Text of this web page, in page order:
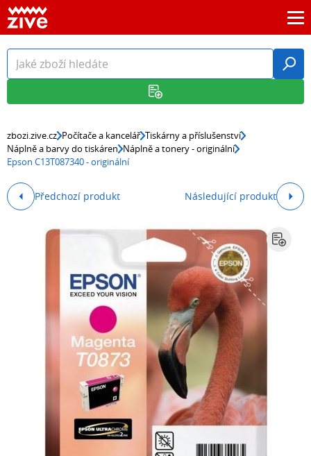
zbozi.zive.cz Počítače a kancelář Tiskárny a příslušenství
Náplně a barvy do tiskáren Náplně a tonery - originální
Epson C13T087340 - originální
Předchozí produkt Následující produkt